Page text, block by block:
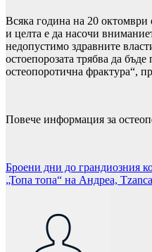
Всяка година на 20 октомври
и целта е да насочи
недопустимо здравните
остоепорозата трябва да
остеопоротична фрактура“,
Повече информация за
Навигация
Броени дни до грандиозния
„Топа топа“ на Андреа,